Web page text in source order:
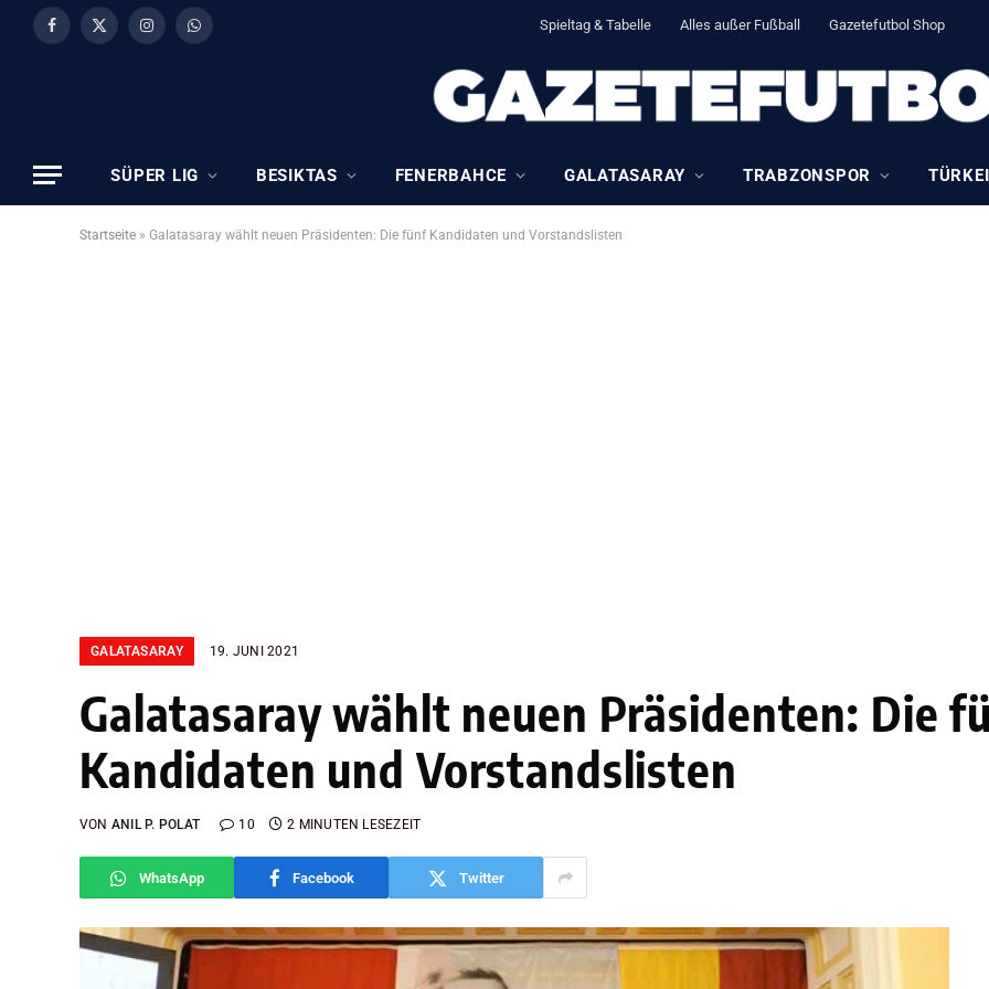
Facebook
X
InstagramWhatsApp Spieltag & Tabelle Alles außer Fußball Gazetefutbol Shop
SÜPER LIG BESIKTAS FENERBAHCE GALATASARAY TRABZONSPOR
Startseite » Galatasaray wählt neuen Präsidenten: Die fünf Kandidaten und Vorstandslisten
GALATASARAY 19. JUNI 2021
Galatasaray wählt neuen Präsidenten: Die
Kandidaten und Vorstandslisten
VON ANIL P. POLAT 10 2 MINUTEN LESEZEIT
WhatsApp Facebook Twitter